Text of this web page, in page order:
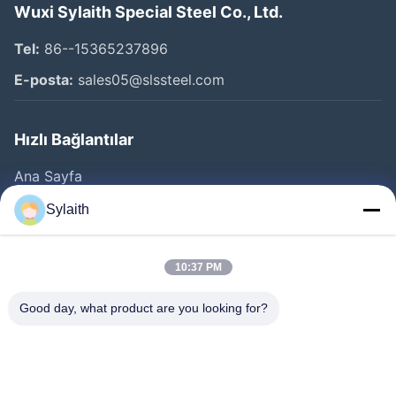
Wuxi Sylaith Special Steel Co., Ltd.
Tel: 86--15365237896
E-posta: sales05@slssteel.com
Hızlı Bağlantılar
Ana Sayfa
Ürünler
VİDEOLAR
Fabrika Turu
Sylaith
10:37 PM
Good day, what product are you looking for?